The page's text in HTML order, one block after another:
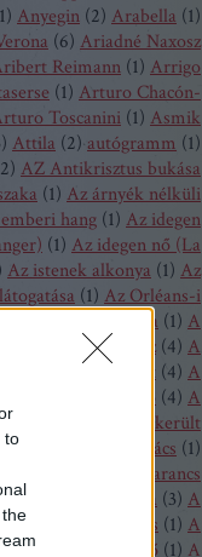
to
1) Anyegin (2) Arabella (1)
(6) Ariadné Naxosz
Reimann (1) Arrigo
(1) Arturo Chacón-
Toscanini (1) Asmik
) Attila (2) autógramm (1)
2) AZ Antikrisztus bukása
(1) Az árnyék nélküli
hang (1) Az idegen
(1) Az idegen nő (La
Az istenek alkonya (1) Az
(1) Az Orléans-i
A béke napja (1) A
A bűvös vadász (4) A
(4) A
(4) A
A félresikerült
A genti kovács (1)
A három narancs
(1 A hattyúk tava (3) A
A játékos (1) A
A kegyencnő (1) A